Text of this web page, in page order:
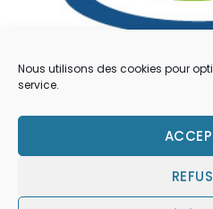
Nous utilisons des cookies pour
service.
Déclaration de confidentialité